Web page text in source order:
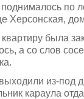
по
Херсонская,
была
а со слов
из-под
караула